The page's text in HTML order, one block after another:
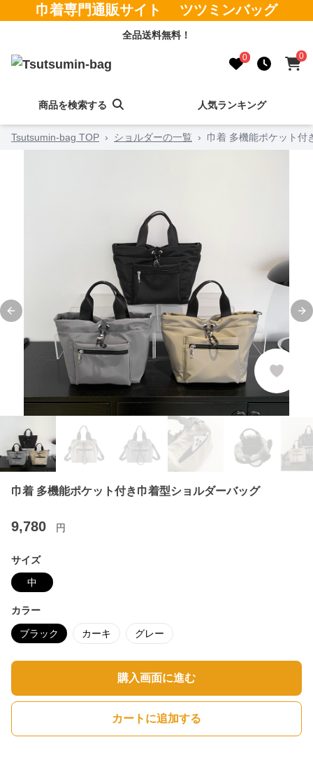
巾着専門通販サイト ツツミンバッグ
全品送料無料！
0 0
商品を検索する 人気ランキング
Tsutsumin-bag TOP › ショルダーの一覧 › 巾着 多機能ポケット付
Previous slide
巾着 多機能ポケット付き巾着型ショルダーバッグ
9,780 円
サイズ
中
カラー
ブラック カーキ グレー
購入画面に進む
カートに追加する